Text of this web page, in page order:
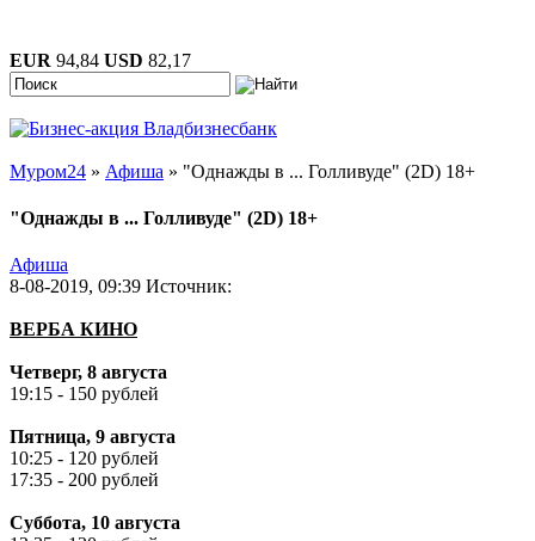
EUR 94,84 USD 82,17
Муром24 » Афиша » "Однажды в ... Голливуде" (2D) 18+
"Однажды в ... Голливуде" (2D) 18+
Афиша
8-08-2019, 09:39 Источник:
ВЕРБА КИНО
Четверг, 8 августа
19:15 - 150 рублей
Пятница, 9 августа
10:25 - 120 рублей
17:35 - 200 рублей
Суббота, 10 августа